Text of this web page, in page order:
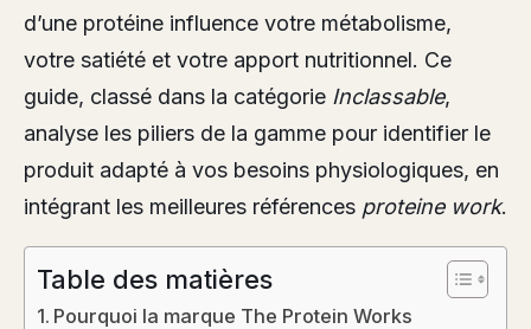
d’une protéine influence votre métabolisme,
votre satiété et votre apport nutritionnel. Ce
guide, classé dans la catégorie Inclassable,
analyse les piliers de la gamme pour identifier le
produit adapté à vos besoins physiologiques, en
intégrant les meilleures références proteine work.
Table des matières
Pourquoi la marque The Protein Works